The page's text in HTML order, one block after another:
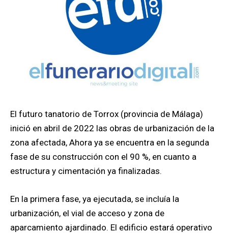
El futuro tanatorio de Torrox (provincia de Málaga)
inició en abril de 2022 las obras de urbanización de la
zona afectada, Ahora ya se encuentra en la segunda
fase de su construcción con el 90 %, en cuanto a
estructura y cimentación ya finalizadas.
En la primera fase, ya ejecutada, se incluía la
urbanización, el vial de acceso y zona de
aparcamiento ajardinado. El edificio estará operativo